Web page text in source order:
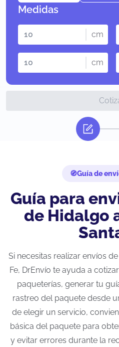
Medidas
cm
cm
Guía de
Guía para
de Hidalgo
Si necesitas realizar envíos
Fe, DrEnvío te ayuda a
paqueterías, generar tu
rastreo del paquete desde
de elegir un servicio,
básica del paquete para
y evitar errores durante la